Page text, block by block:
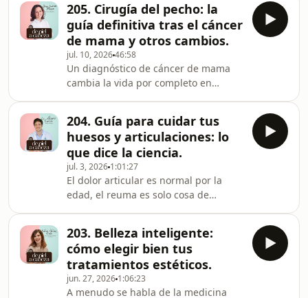
la neurociencia actual está
descubriendo que estos fármacos van
muchísimo más allá al ser capaces de
modular los circuitos cerebrales de la
recompensa y rebajar el volumen a
esa voz mental que nos impulsa a
desear más. 🧠En este nuevo episodio
de De Piel a C
205. Cirugía del pecho: la
guía definitiva tras el cáncer
de mama y otros cambios.
jul. 10, 202646:58
Un diagnóstico de cáncer de mama
cambia la vida por completo en
emocionales sumamente complejas.
🩺&nbsp;Más allá de la propia
enfermedad, las pacientes se
enfrentan a decisiones cruciales
sobre su cuerpo, su identidad, su
riesgo genético y la posibilidad de
volver a reconocerse frente al espejo.
🪞En este nuevo episodio de De Pi
204. Guía para cuidar tus
huesos y articulaciones: lo
que dice la ciencia.
jul. 3, 2026 1:01:27
El dolor articular es normal por la
edad, el reuma es solo cosa de
realidad. Detrás de una rodilla que
molesta o de una rigidez matutina
persistente no suele haber un simple
desgaste, sino un sistema inmune
203. Belleza inteligente:
cómo elegir bien tus
tratamientos estéticos.
jun. 27, 2026 1:06:23
A menudo se habla de la medicina